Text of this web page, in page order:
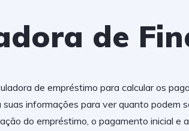
de
de empréstimo para calcular os
suas informações para ver quanto podem
do empréstimo, o pagamento inicial e